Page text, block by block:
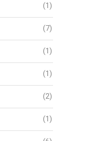
Un fan di Pokèmon
Gengar in Venom
(1)
(7)
(1)
(1)
(2)
(1)